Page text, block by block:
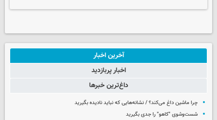
آخرین اخبار
اخبار پربازدید
داغ‌ترین خبرها
چرا ماشین داغ می‌کند؟ / نشانه‌هایی که نباید نادیده بگیرید
شست‌وشوی "کاهو" را جدی بگیرید